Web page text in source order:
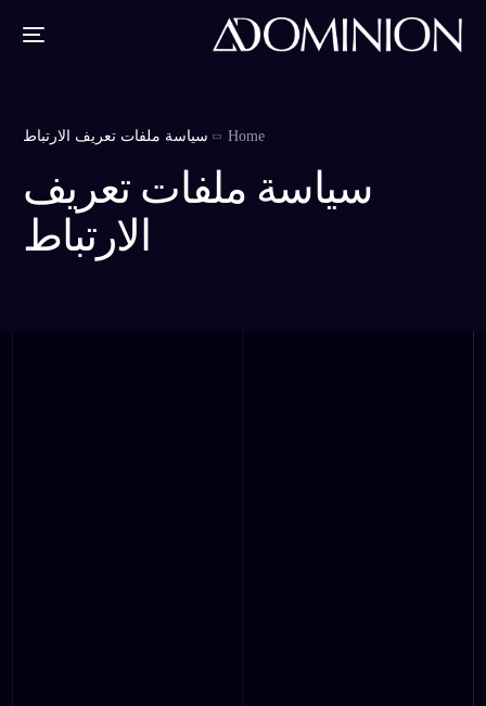
Home سياسة ملفات تعريف الارتباط
سياسة ملفات تعريف
الارتباط